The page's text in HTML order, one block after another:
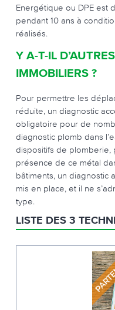
Energétique ou DPE est
pendant 10 ans à
réalisés.
Y A-T-IL
IMMOBILIERS ?
Pour permettre les
réduite, un diagnostic
obligatoire pour de
diagnostic plomb dans
dispositifs de plomberie,
présence de ce métal
bâtiments, un diagnostic
mis en place, et il ne
type.
LISTE DES 3